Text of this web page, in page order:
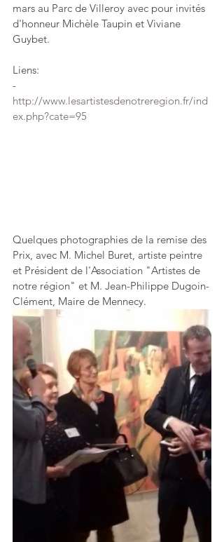
mars au Parc de Villeroy avec pour invités
d'honneur Michèle Taupin et Viviane
Guybet.
Liens:
-
http://www.lesartistesdenotreregion.fr/ind
ex.php?cate=95
Quelques photographies de la remise des
Prix, avec M. Michel Buret, artiste peintre
et Président de l'Association "Artistes de
notre région" et M. Jean-Philippe Dugoin-
Clément, Maire de Mennecy.